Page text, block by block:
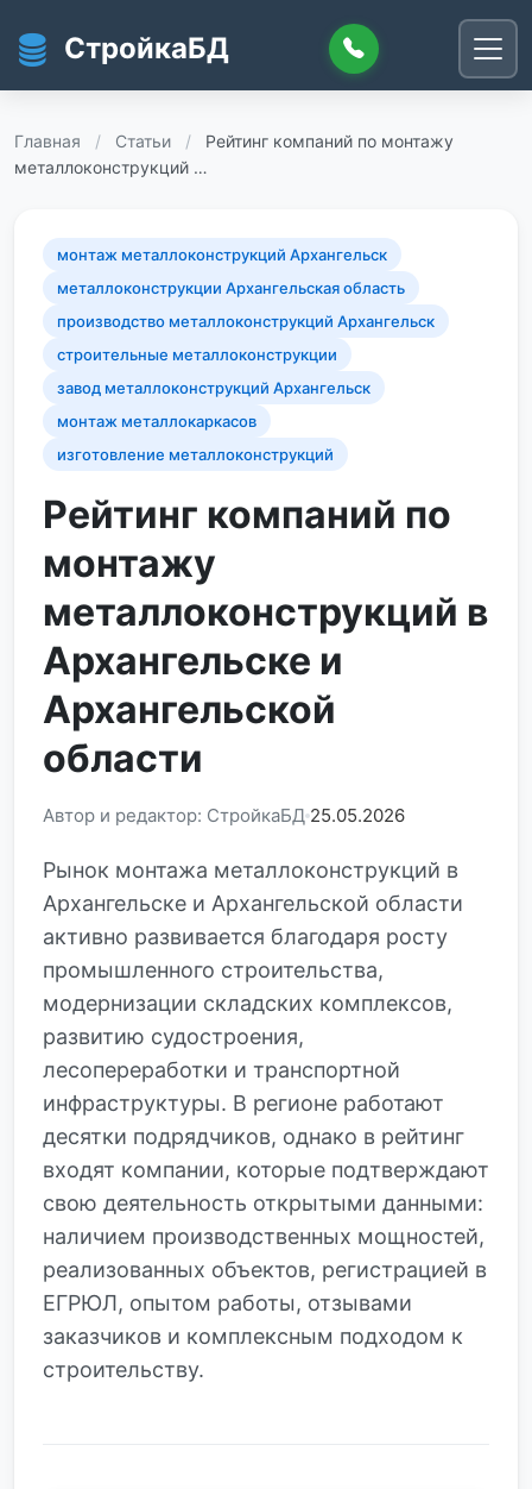
СтройкаБД
Главная / Статьи /
Рейтинг компаний по монтажу
металлоконструкций …
монтаж металлоконструкций Архангельск
металлоконструкции Архангельская область
производство металлоконструкций Архангельск
строительные металлоконструкции
завод металлоконструкций Архангельск
монтаж металлокаркасов
изготовление металлоконструкций
Рейтинг компаний по
монтажу
металлоконструкций в
Архангельске и
Архангельской
области
Автор и редактор: СтройкаБД 25.05.2026
Рынок монтажа металлоконструкций в
Архангельске и Архангельской области
активно развивается благодаря росту
промышленного строительства,
модернизации складских комплексов,
развитию судостроения,
лесопереработки и транспортной
инфраструктуры. В регионе работают
десятки подрядчиков, однако в рейтинг
входят компании, которые подтверждают
свою деятельность открытыми данными:
наличием производственных мощностей,
реализованных объектов, регистрацией в
ЕГРЮЛ, опытом работы, отзывами
заказчиков и комплексным подходом к
строительству.